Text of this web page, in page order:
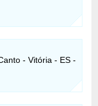
- Vitória - ES -